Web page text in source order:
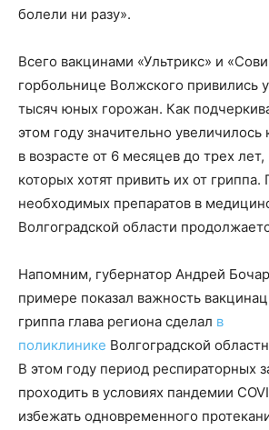
болели ни разу».
Всего вакцинами «Ультрикс» и
горбольнице Волжского привились
тысяч юных горожан. Как
этом году значительно увеличилось
в возрасте от 6 месяцев до трех
которых хотят привить их от гриппа.
необходимых препаратов в
Волгоградской области
Напомним, губернатор Андрей
примере показал важность
гриппа глава региона сделал в
поликлинике Волгоградской
В этом году период респираторных
проходить в условиях пандемии
избежать одновременного